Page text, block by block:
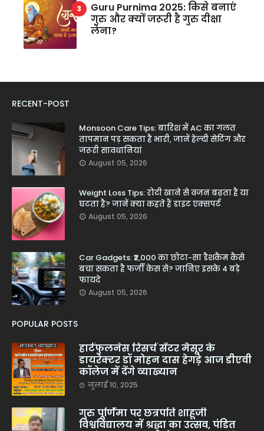
Guru Purnima 2025: किसे बनाएं
गुरु और क्यों जरूरी है गुरु दीक्षा
लेना?
RECENT-POST
Monsoon Care Tips: बारिश में AC का गलत
तापमान पड़ सकता है भारी, जानें हेल्दी सेटिंग और
जरूरी सावधानियां
August 05, 2026
Weight Loss Tips: रोटी खाने से वजन बढ़ता है या
घटता है? जानें क्या कहते हैं डाइट एक्सपर्ट
August 05, 2026
Car Gadgets: ₹2,000 का छोटा-सा डैशकैम कैसे
बचा सकता है फर्जी केस से? जानिए इसके 4 बड़े
फायदे
August 05, 2026
POPULAR POSTS
हार्टफुलनेस रिसर्च सेंटर मैसूर के
डायरेक्टर डॉ मोहन दास हेगड़े आज डीएवी
कॉलेज में देंगे व्याख्यान
जुलाई 10, 2025
गुरु पूर्णिमा पर छत्रपति शाहूजी
विश्वविद्यालय में श्रद्धा का उत्सव, पंडित